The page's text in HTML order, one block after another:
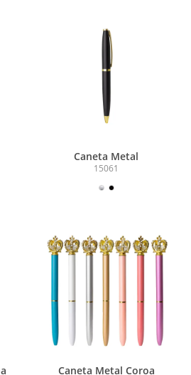
Caneta Metal
15061
Caneta Metal Coroa